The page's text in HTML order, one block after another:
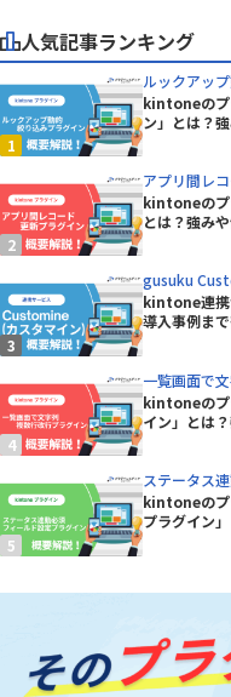
人気記事ランキング
ルックアッ
kintoneのプ
ン」とは？
アプリ間レ
kintoneのプ
とは？強み
gusuku
kintone連携
導入事例ま
一覧画面で
kintoneのプ
イン」とは
ステータス
kintoneのプ
プラグイン